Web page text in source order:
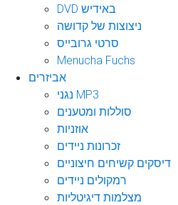
DVD באידיש
ניצוצות של קדושה
סרטי גרובייס
Menucha Fuchs
אביזרים
נגני MP3
סוללות ומטענים
אוזניות
זכרונות ניידים
דיסקים קשיחים חיצוניים
רמקולים ניידים
מצלמות דיגיטליות